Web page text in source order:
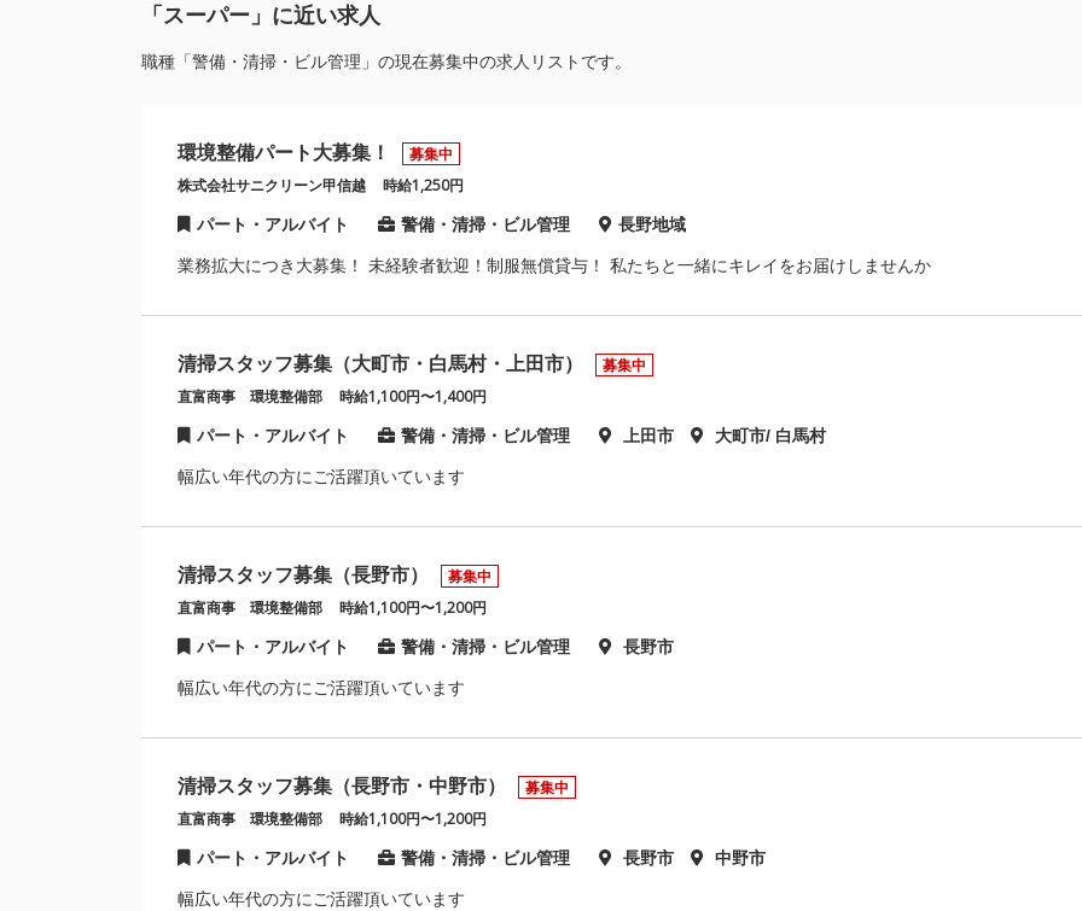
「スーパー」に近い求人
職種「警備・清掃・ビル管理」の現在募集中の求人リストです。
環境整備パート大募集！ 募集中
株式会社サニクリーン甲信越 時給1,250円
パート・アルバイト 警備・清掃・ビル管理 長野地域
業務拡大につき大募集！ 未経験者歓迎！制服無償貸与！ 私たちと一緒にキレイをお届けしませんか
清掃スタッフ募集（大町市・白馬村・上田市） 募集中
直富商事 環境整備部 時給1,100円〜1,400円
パート・アルバイト 警備・清掃・ビル管理 上田市 大町市/ 白馬村
幅広い年代の方にご活躍頂いています
清掃スタッフ募集（長野市） 募集中
直富商事 環境整備部 時給1,100円〜1,200円
パート・アルバイト 警備・清掃・ビル管理 長野市
幅広い年代の方にご活躍頂いています
清掃スタッフ募集（長野市・中野市） 募集中
直富商事 環境整備部 時給1,100円〜1,200円
パート・アルバイト 警備・清掃・ビル管理 長野市 中野市
幅広い年代の方にご活躍頂いています